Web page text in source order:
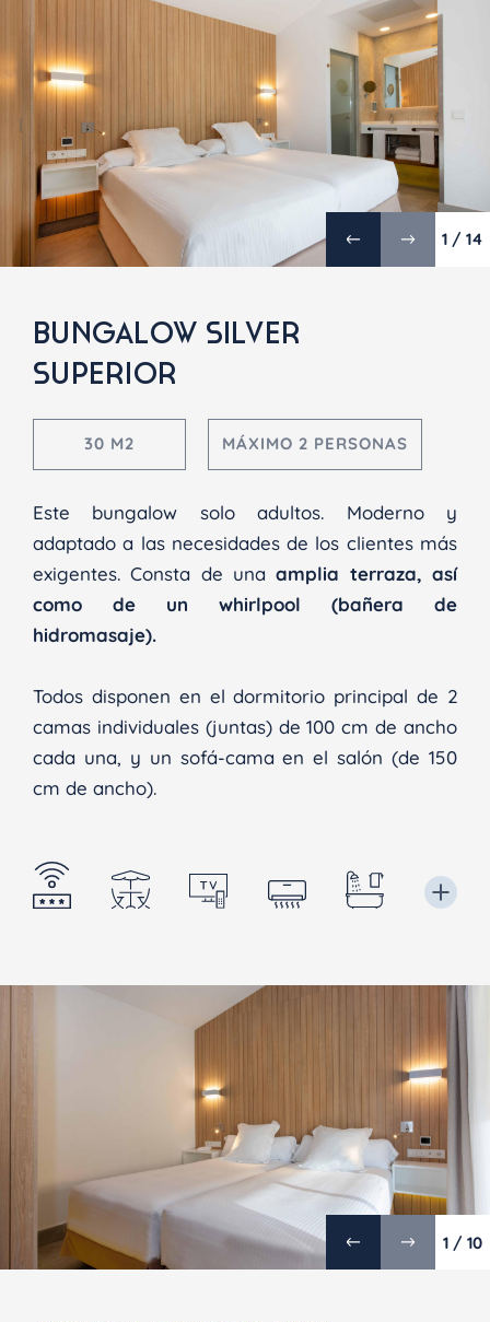
1 / 14
BUNGALOW SILVER
SUPERIOR
30 M2 MÁXIMO 2 PERSONAS
Este bungalow solo adultos. Moderno y
adaptado a las necesidades de los clientes más
exigentes. Consta de unaamplia terraza, así
como de un whirlpool (bañera de
hidromasaje).
Todos disponen en el dormitorio principal de 2
camas individuales (juntas) de 100 cm de ancho
cada una, y un sofá-cama en el salón (de 150
cm de ancho).
1 / 10